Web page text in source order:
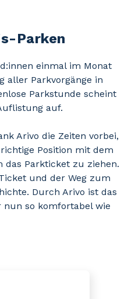
Parken
einmal im Monat
aller Parkvorgänge in
Parkstunde scheint
auf.
Arivo die Zeiten vorbei,
Position mit dem
das Parkticket zu ziehen.
und der Weg zum
Durch Arivo ist das
so komfortabel wie